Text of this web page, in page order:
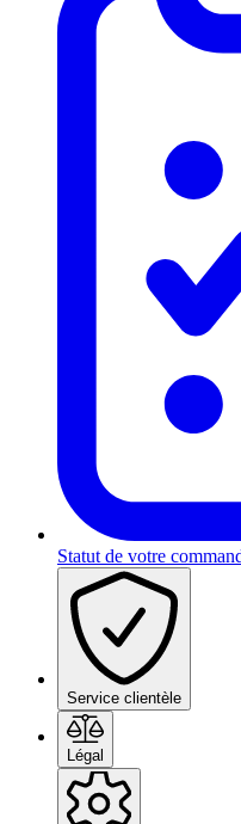
Statut de votre
Service clientèle
Légal